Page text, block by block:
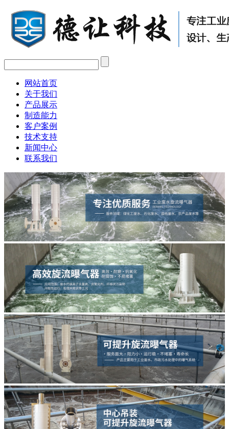
网站首页
关于我们
产品展示
制造能力
客户案例
技术支持
新闻中心
联系我们